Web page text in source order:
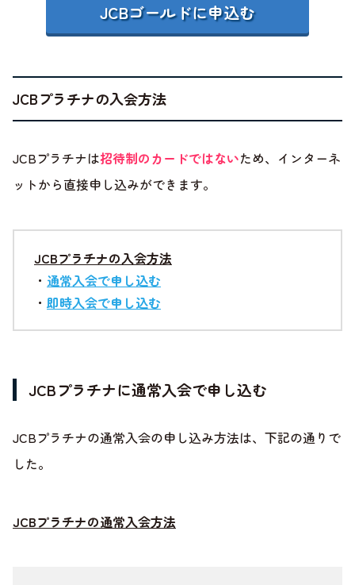
JCBゴールドに申込む
JCBプラチナの入会方法
JCBプラチナは招待制のカードではないため、インターネ
ットから直接申し込みができます。
JCBプラチナの入会方法
・ 通常入会で申し込む
・ 即時入会で申し込む
JCBプラチナに通常入会で申し込む
JCBプラチナの通常入会の申し込み方法は、下記の通りで
した。
JCBプラチナの通常入会方法